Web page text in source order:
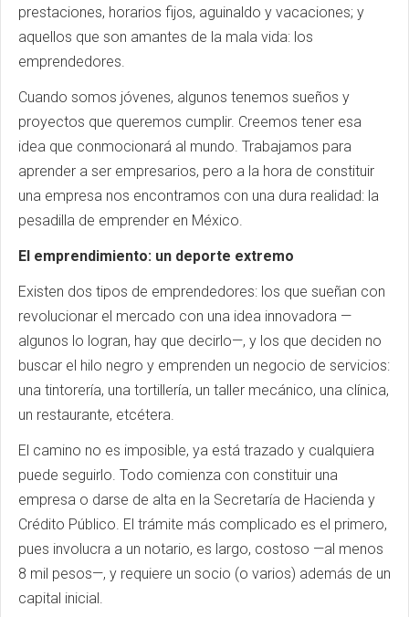
prestaciones, horarios fijos, aguinaldo y vacaciones; y
aquellos que son amantes de la mala vida: los
emprendedores.
Cuando somos jóvenes, algunos tenemos sueños y
proyectos que queremos cumplir. Creemos tener esa
idea que conmocionará al mundo. Trabajamos para
aprender a ser empresarios, pero a la hora de constituir
una empresa nos encontramos con una dura realidad: la
pesadilla de emprender en México.
El emprendimiento: un deporte extremo
Existen dos tipos de emprendedores: los que sueñan con
revolucionar el mercado con una idea innovadora —
algunos lo logran, hay que decirlo—, y los que deciden no
buscar el hilo negro y emprenden un negocio de servicios:
una tintorería, una tortillería, un taller mecánico, una clínica,
un restaurante, etcétera.
El camino no es imposible, ya está trazado y cualquiera
puede seguirlo. Todo comienza con constituir una
empresa o darse de alta en la Secretaría de Hacienda y
Crédito Público. El trámite más complicado es el primero,
pues involucra a un notario, es largo, costoso —al menos
8 mil pesos—, y requiere un socio (o varios) además de un
capital inicial.